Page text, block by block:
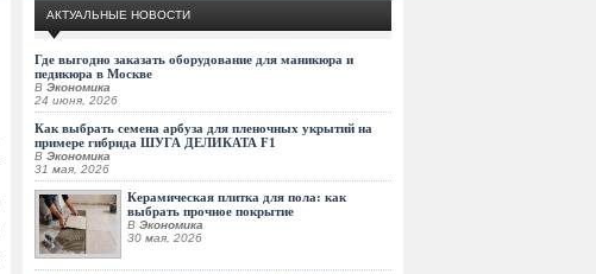
АКТУАЛЬНЫЕ НОВОСТИ
Где выгодно заказать оборудование для маникюра и
педикюра в Москве
В Экономика
24 июня, 2026
Как выбрать семена арбуза для пленочных укрытий на
примере гибрида ШУГА ДЕЛИКАТА F1
В Экономика
31 мая, 2026
Керамическая плитка для пола: как
выбрать прочное покрытие
В Экономика
30 мая, 2026